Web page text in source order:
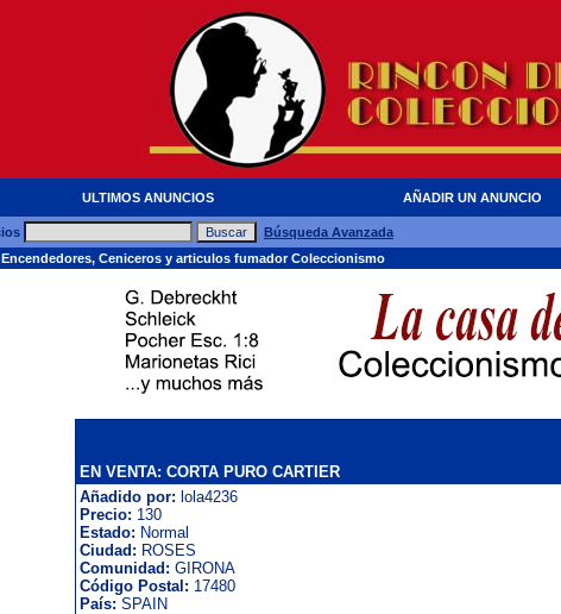
ULTIMOS ANUNCIOS AÑADIR UN ANUNCIO
Búsqueda Avanzada
Encendedores, Ceniceros y articulos fumador Coleccionismo
EN VENTA: CORTA PURO CARTIER
Añadido por: lola4236
Precio: 130
Estado: Normal
Ciudad: ROSES
Comunidad: GIRONA
Código Postal: 17480
País: SPAIN